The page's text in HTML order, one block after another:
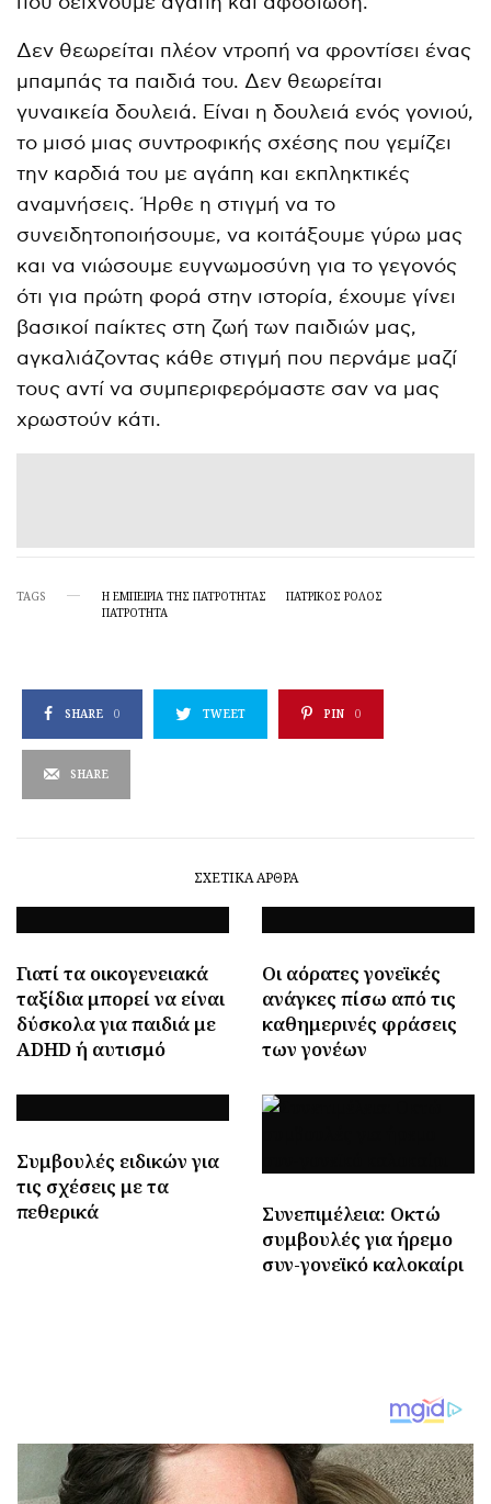
Δεν θεωρείται πλέον ντροπή να φροντίσει ένας
μπαμπάς τα παιδιά του. Δεν θεωρείται
γυναικεία δουλειά. Είναι η δουλειά ενός γονιού,
το μισό μιας συντροφικής σχέσης που γεμίζει
την καρδιά του με αγάπη και εκπληκτικές
αναμνήσεις. Ήρθε η στιγμή να το
συνειδητοποιήσουμε, να κοιτάξουμε γύρω μας
και να νιώσουμε ευγνωμοσύνη για το γεγονός
ότι για πρώτη φορά στην ιστορία, έχουμε γίνει
βασικοί παίκτες στη ζωή των παιδιών μας,
αγκαλιάζοντας κάθε στιγμή που περνάμε μαζί
τους αντί να συμπεριφερόμαστε σαν να μας
χρωστούν κάτι.
TAGS Η ΕΜΠΕΙΡΊΑ ΤΗΣ ΠΑΤΡΌΤΗΤΑΣ
ΠΑΤΡΙΚΌΣ ΡΌΛΟΣ
ΠΑΤΡΌΤΗΤΑ
SHARE 0 TWEET PIN 0
SHARE
ΣΧΕΤΙΚΆ ΆΡΘΡΑ
Γιατί τα οικογενειακά
ταξίδια μπορεί να είναι
δύσκολα για παιδιά με
ADHD ή αυτισμό
Οι αόρατες γονεϊκές
ανάγκες πίσω από τις
καθημερινές φράσεις
των γονέων
Συμβουλές ειδικών για
τις σχέσεις με τα
πεθερικά
Συνεπιμέλεια: Οκτώ
συμβουλές για ήρεμο
συν-γονεϊκό καλοκαίρι